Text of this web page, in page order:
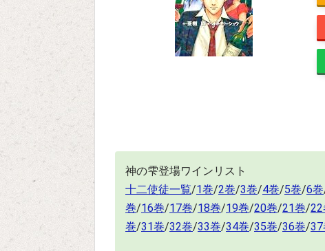
神の雫登場ワインリスト
十二使徒一覧/1巻/2巻/3巻/4巻/5巻/6巻
巻/16巻/17巻/18巻/19巻/20巻/21巻/22
巻/31巻/32巻/33巻/34巻/35巻/36巻/37